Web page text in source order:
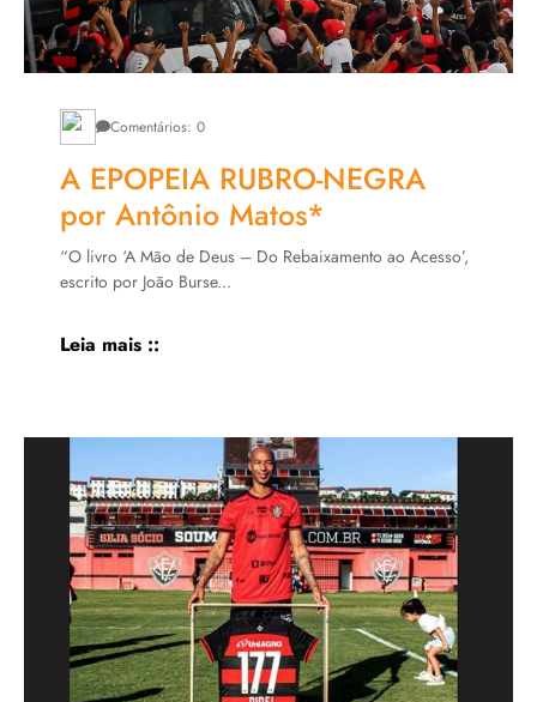
Comentários: 0
A EPOPEIA RUBRO-NEGRA
por Antônio Matos*
“O livro ‘A Mão de Deus – Do Rebaixamento ao Acesso’,
escrito por João Burse...
Leia mais ::